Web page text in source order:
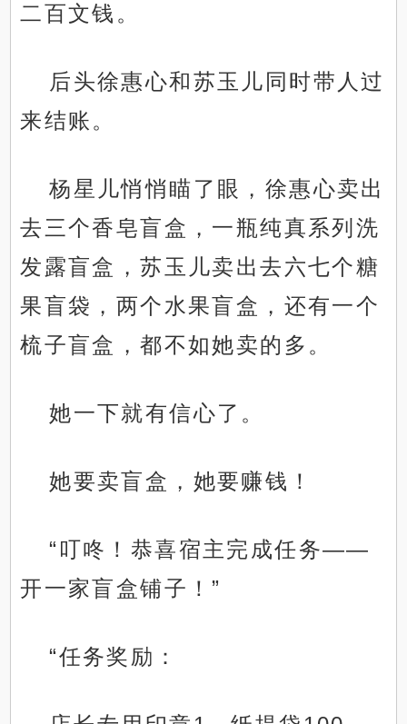
二百文钱。
后头徐惠心和苏玉儿同时带人过
来结账。
杨星儿悄悄瞄了眼，徐惠心卖出
去三个香皂盲盒，一瓶纯真系列洗
发露盲盒，苏玉儿卖出去六七个糖
果盲袋，两个水果盲盒，还有一个
梳子盲盒，都不如她卖的多。
她一下就有信心了。
她要卖盲盒，她要赚钱！
“叮咚！恭喜宿主完成任务——
开一家盲盒铺子！”
“任务奖励：